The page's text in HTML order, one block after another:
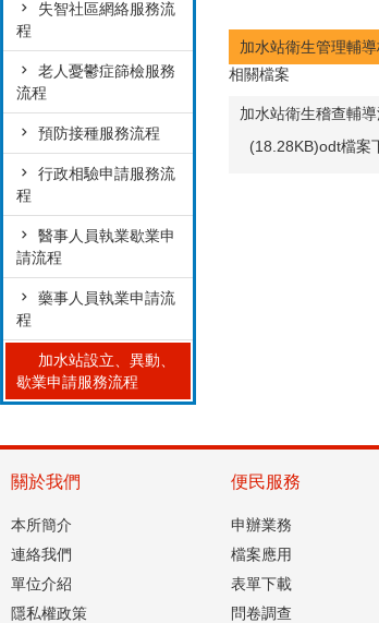
失智社區網絡服務流
程
老人憂鬱症篩檢服務
流程
預防接種服務流程
行政相驗申請服務流
程
醫事人員執業歇業申
請流程
藥事人員執業申請流
程
加水站設立、異動、
歇業申請服務流程
加水站衛生管理輔
相關檔案
加水站衛生稽查輔導
(18.28KB)odt檔案
關於我們
本所簡介
連絡我們
單位介紹
隱私權政策
便民服務
申辦業務
檔案應用
表單下載
問卷調查